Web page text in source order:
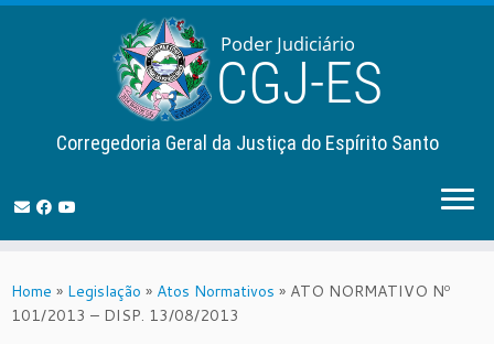
to
content
Corregedoria Geral da Justiça do Espírito Santo
Home » Legislação » Atos Normativos » ATO NORMATIVO Nº
101/2013 – DISP. 13/08/2013